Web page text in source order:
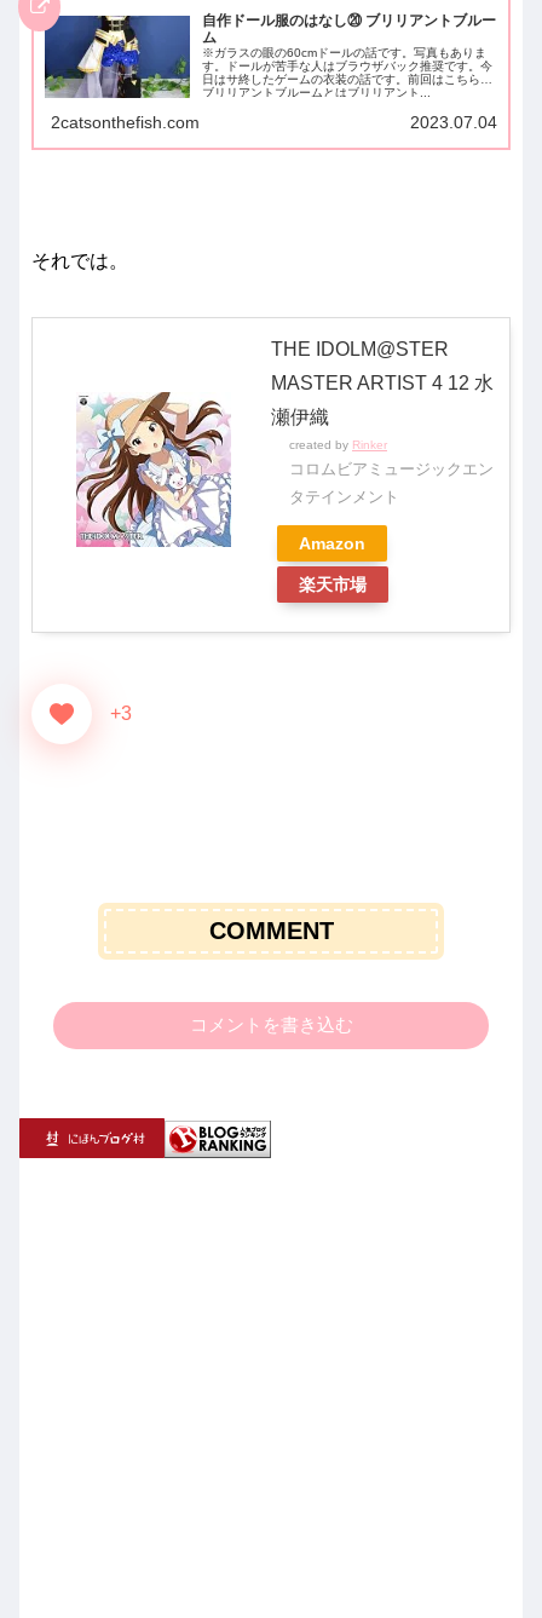
自作ドール服のはなし⑳ ブリリアントブルー
ム
※ガラスの眼の60cmドールの話です。写真もありま
す。ドールが苦手な人はブラウザバック推奨です。今
日はサ終したゲームの衣装の話です。前回はこちら。
ブリリアントブルームとはブリリアント...
2catsonthefish.com 2023.07.04
それでは。
THE IDOLM@STER
MASTER ARTIST 4 12 水
瀬伊織
created by Rinker
コロムビアミュージックエン
タテインメント
Amazon
楽天市場
+3
COMMENT
コメントを書き込む